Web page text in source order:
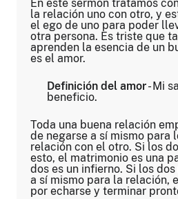
En este sermón tratamos
la relación uno con otro, y
el ego de uno para poder
otra persona. Es triste que
aprenden la esencia de un
es el amor.
Definición del amor- Mi
beneficio.
Toda una buena relación
de negarse a sí mismo para
relación con el otro. Si los
esto, el matrimonio es una
dos es un infierno. Si los
a sí mismo para la relación,
por echarse y terminar